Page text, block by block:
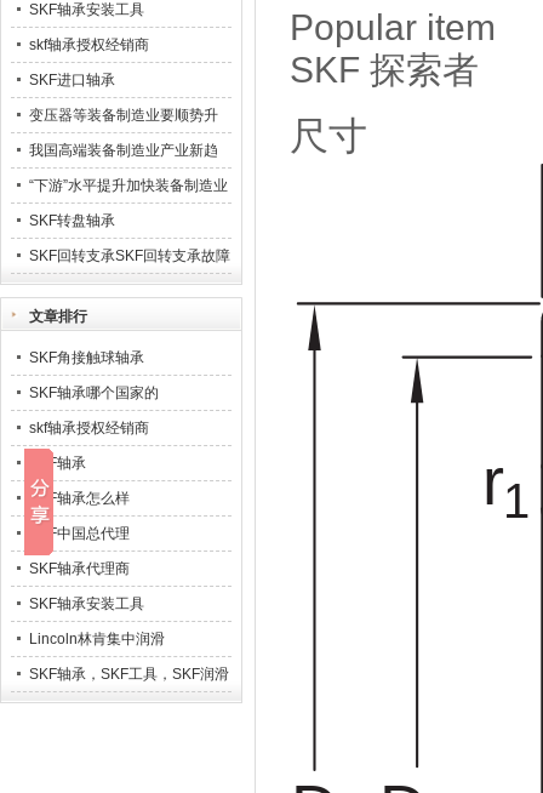
SKF轴承安装工具
skf轴承授权经销商
SKF进口轴承
变压器等装备制造业要顺势升
级23
我国高端装备制造业产业新趋
势
“下游”水平提升加快装备制造业
业发展
SKF转盘轴承
SKF回转支承SKF回转支承故障
排除
文章排行
SKF角接触球轴承
SKF轴承哪个国家的
skf轴承授权经销商
SKF轴承
SKF轴承怎么样
SKF中国总代理
SKF轴承代理商
SKF轴承安装工具
Lincoln林肯集中润滑
SKF轴承，SKF工具，SKF润滑
系统
Popular item
SKF 探索者
尺寸